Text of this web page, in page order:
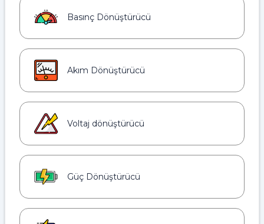
Basınç Dönüştürücü
Akım Dönüştürücü
Voltaj dönüştürücü
Güç Dönüştürücü